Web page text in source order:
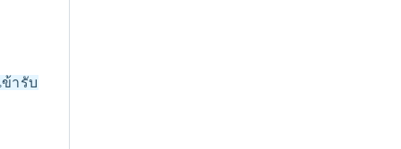
ารับ